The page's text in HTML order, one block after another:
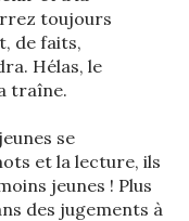
toujours
de faits,
Hélas, le
traîne.
se
et la lecture, ils
jeunes ! Plus
des jugements à